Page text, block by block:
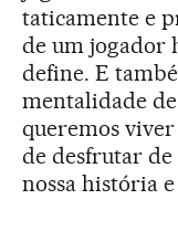
taticamente e
de um jogador
define. E
mentalidade de
queremos
de desfrutar de
nossa história